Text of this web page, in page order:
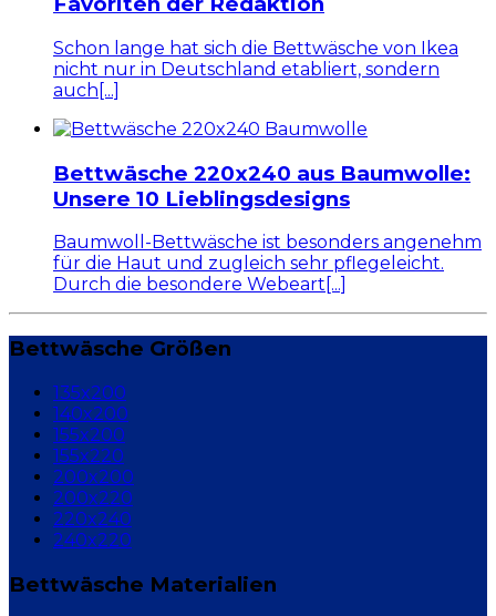
Schon lange hat sich die Bettwäsche von Ikea
nicht nur in Deutschland etabliert, sondern
auch[...]
Bettwäsche 220x240 aus Baumwolle:
Unsere 10 Lieblingsdesigns
Baumwoll-Bettwäsche ist besonders angenehm
für die Haut und zugleich sehr pflegeleicht.
Durch die besondere Webeart[...]
Bettwäsche Größen
135x200
140x200
155x200
155x220
200x200
200x220
220x240
240x220
Bettwäsche Materialien